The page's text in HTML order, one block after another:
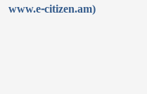
www.e-citizen.am)